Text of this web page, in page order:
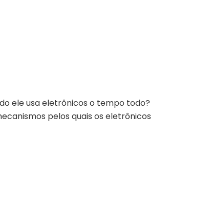
ele usa eletrônicos o tempo todo?
pelos quais os eletrônicos